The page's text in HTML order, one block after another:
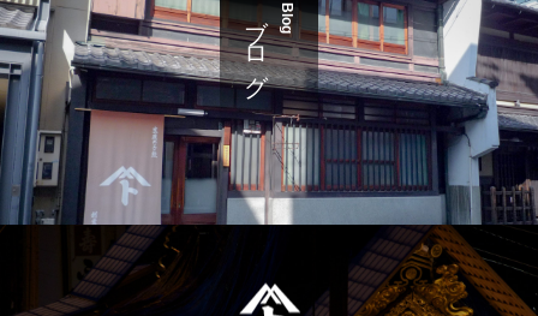
Blog
ブログ